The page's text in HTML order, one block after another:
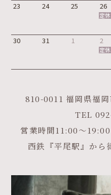
23 24 25 26
定
30 31 1 2
定
810-0011 福岡県福
TEL
営業時間11:00～
西鉄『平尾駅』から